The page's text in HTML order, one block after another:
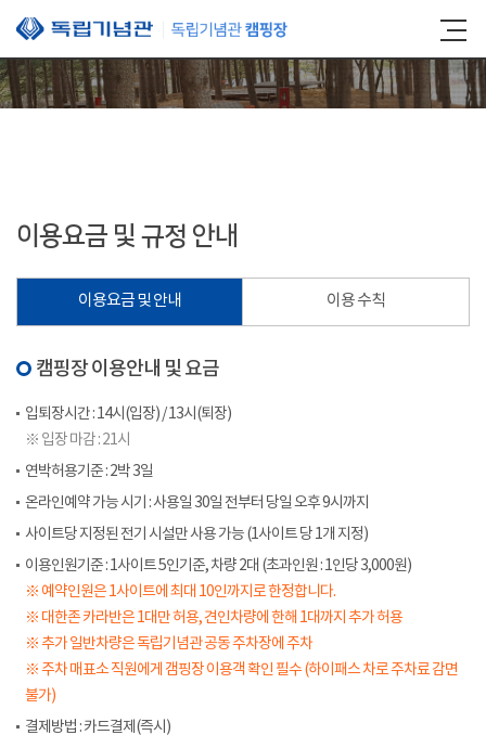
본문 바로가기
이용요금 및 규정 안내
이용요금 및 안내 이용 수칙
캠핑장 이용안내 및 요금
입퇴장시간 : 14시(입장) / 13시(퇴장)
※ 입장 마감 : 21시
연박허용기준 : 2박 3일
온라인예약 가능 시기 : 사용일 30일 전부터 당일 오후 9시까지
사이트당 지정된 전기 시설만 사용 가능 (1사이트 당 1개 지정)
이용인원기준 : 1사이트 5인기준, 차량 2대 (초과인원 : 1인당 3,000원)
※ 예약인원은 1사이트에 최대 10인까지로 한정합니다.
※ 대한존 카라반은 1대만 허용, 견인차량에 한해 1대까지 추가 허용
※ 추가 일반차량은 독립기념관 공동 주차장에 주차
※ 주차 매표소 직원에게 갬핑장 이용객 확인 필수 (하이패스 차로 주차료 감면
불가)
결제방법 : 카드결제(즉시)